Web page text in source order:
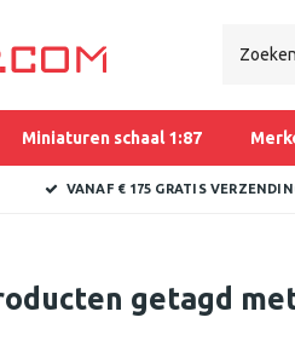
Miniaturen schaal 1:87
VANAF € 175 GRATIS
getagd